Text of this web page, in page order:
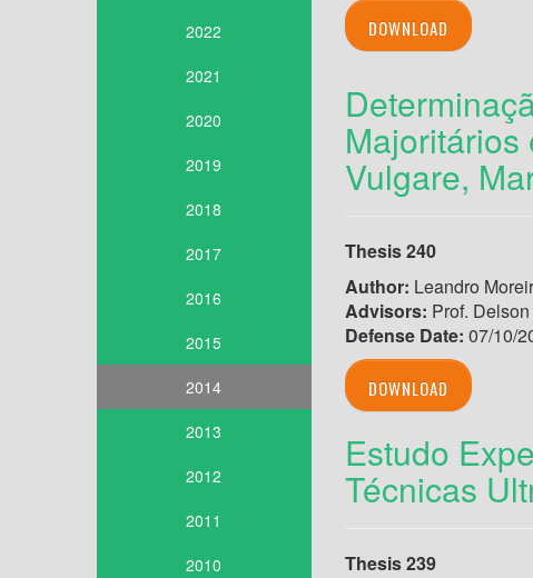
2022
2021
2020
2019
2018
2017
2016
2015
2014
2013
2012
2011
2010
DOWNLOAD
Majoritários
Vulgare,
Thesis 240
Author: Leandro
Advisors: Prof.
Defense Date: 07/10/
DOWNLOAD
Estudo
Técnicas
Thesis 239